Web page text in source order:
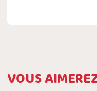
VOUS